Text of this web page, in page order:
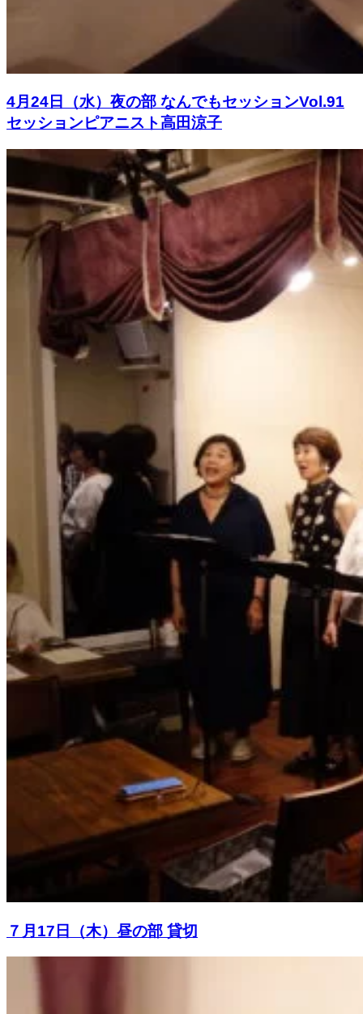
4月24日（水）夜の部 なんでもセッションVol.91
セッションピアニスト高田涼子
７月17日（木）昼の部 貸切